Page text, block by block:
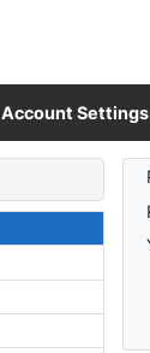
Account Settings